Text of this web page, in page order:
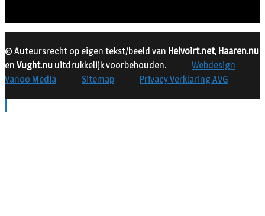
© Auteursrecht op eigen tekst/beeld van Helvoirt.net, Haaren.nu
en Vught.nu uitdrukkelijk voorbehouden.
Webdesign
Vanoo Media
Sitemap Privacy Verklaring AVG